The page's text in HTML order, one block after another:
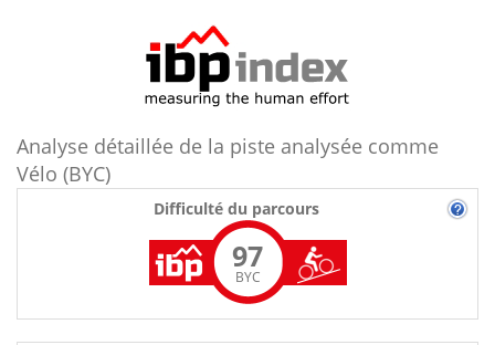
Analyse détaillée de la piste analysée comme
Vélo (BYC)
Difficulté du parcours
97
BYC